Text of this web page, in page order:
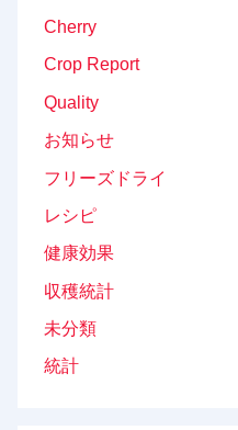
Cherry
Crop Report
Quality
お知らせ
フリーズドライ
レシピ
健康効果
収穫統計
未分類
統計